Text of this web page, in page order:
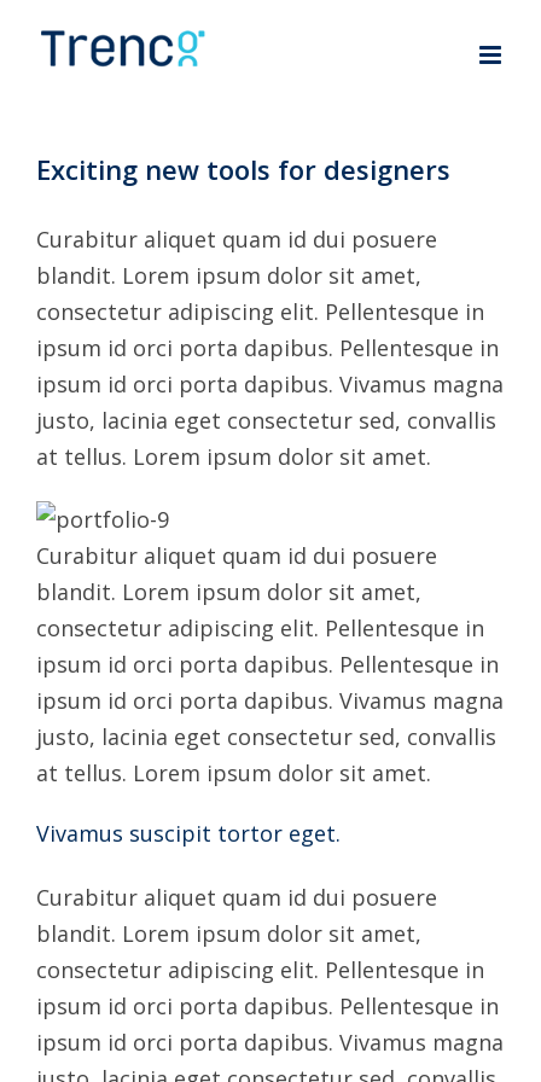
Exciting new tools for designers
Curabitur aliquet quam id dui posuere
blandit. Lorem ipsum dolor sit amet,
consectetur adipiscing elit. Pellentesque in
ipsum id orci porta dapibus. Pellentesque in
ipsum id orci porta dapibus. Vivamus magna
justo, lacinia eget consectetur sed, convallis
at tellus. Lorem ipsum dolor sit amet.
Curabitur aliquet quam id dui posuere
blandit. Lorem ipsum dolor sit amet,
consectetur adipiscing elit. Pellentesque in
ipsum id orci porta dapibus. Pellentesque in
ipsum id orci porta dapibus. Vivamus magna
justo, lacinia eget consectetur sed, convallis
at tellus. Lorem ipsum dolor sit amet.
Vivamus suscipit tortor eget.
Curabitur aliquet quam id dui posuere
blandit. Lorem ipsum dolor sit amet,
consectetur adipiscing elit. Pellentesque in
ipsum id orci porta dapibus. Pellentesque in
ipsum id orci porta dapibus. Vivamus magna